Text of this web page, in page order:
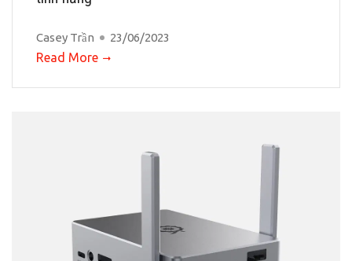
Casey Trần 23/06/2023
Read More